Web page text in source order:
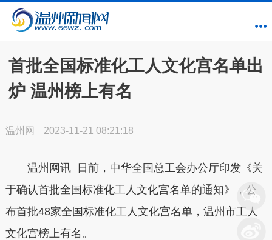
首批全国标准化工人文化宫名单出
炉 温州榜上有名
温州网 2023-11-21 08:21:18
温州网讯 日前，中华全国总工会办公厅印发《关
于确认首批全国标准化工人文化宫名单的通知》，公
布首批48家全国标准化工人文化宫名单，温州市工人
文化宫榜上有名。